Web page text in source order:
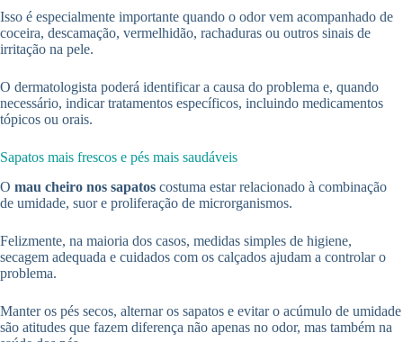
Isso é especialmente importante quando o odor vem acompanhado de
coceira, descamação, vermelhidão, rachaduras ou outros sinais de
irritação na pele.
O dermatologista poderá identificar a causa do problema e, quando
necessário, indicar tratamentos específicos, incluindo medicamentos
tópicos ou orais.
Sapatos mais frescos e pés mais saudáveis
O mau cheiro nos sapatos costuma estar relacionado à combinação
de umidade, suor e proliferação de microrganismos.
Felizmente, na maioria dos casos, medidas simples de higiene,
secagem adequada e cuidados com os calçados ajudam a controlar o
problema.
Manter os pés secos, alternar os sapatos e evitar o acúmulo de umidade
são atitudes que fazem diferença não apenas no odor, mas também na